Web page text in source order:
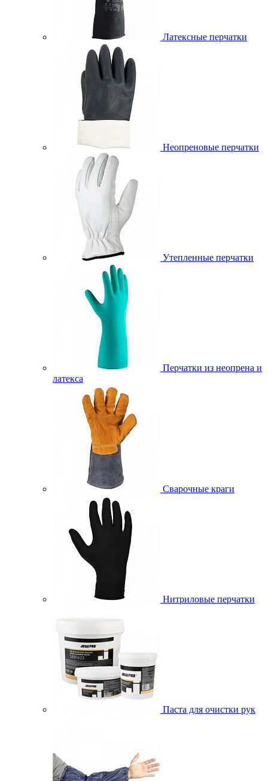
Латексные перчатки
Неопреновые перчатки
Утепленные перчатки
Перчатки из неопрена и
латекса
Сварочные краги
Нитриловые перчатки
Паста для очистки рук